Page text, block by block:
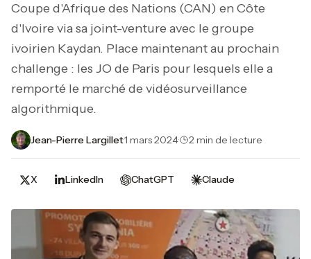
Coupe d'Afrique des Nations (CAN) en Côte
d'Ivoire via sa joint-venture avec le groupe
ivoirien Kaydan. Place maintenant au prochain
challenge : les JO de Paris pour lesquels elle a
remporté le marché de vidéosurveillance
algorithmique.
Jean-Pierre Largillet·1 mars 2024· 2 min de lecture
X LinkedIn ChatGPT Claude